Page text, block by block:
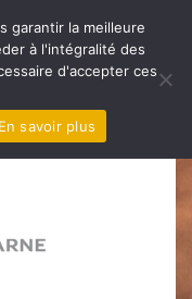
garantir la meilleure
à l'intégralité des
d'accepter ces
En savoir plus